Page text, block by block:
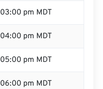
03:00 pm MDT
04:00 pm MDT
05:00 pm MDT
06:00 pm MDT